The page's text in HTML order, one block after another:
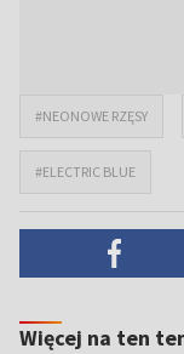
#NEONOWE RZĘSY
#ELECTRIC BLUE
Więcej na ten